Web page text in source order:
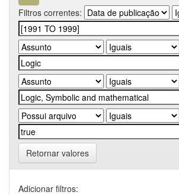
Filtros correntes:
Retornar valores
Adicionar filtros: